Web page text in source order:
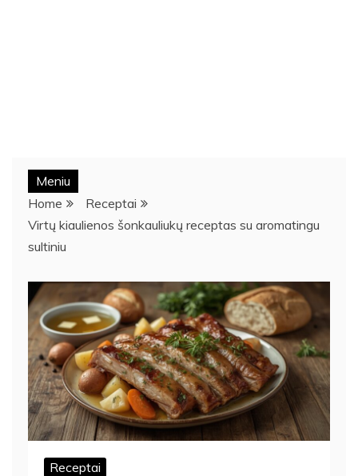
Meniu
Home
Receptai
Virtų kiaulienos šonkauliukų receptas su aromatingu
sultiniu
Receptai